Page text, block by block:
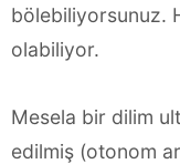
bölebiliyorsunuz.
olabiliyor.
Mesela bir dilim
edilmiş (otonom